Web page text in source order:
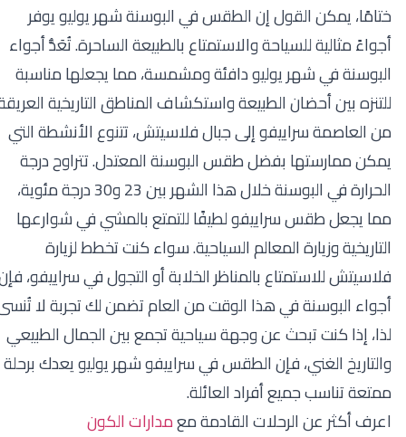
ختامًا، يمكن القول إن الطقس في البوسنة شهر يوليو يوفر
أجواءً مثالية للسياحة والاستمتاع بالطبيعة الساحرة. تُعَدُّ أجواء
البوسنة في شهر يوليو دافئة ومشمسة، مما يجعلها مناسبة
للتنزه بين أحضان الطبيعة واستكشاف المناطق التاريخية العريقة.
من العاصمة سراييفو إلى جبال فلاسيتش، تتنوع الأنشطة التي
يمكن ممارستها بفضل طقس البوسنة المعتدل. تتراوح درجة
الحرارة في البوسنة خلال هذا الشهر بين 23 و30 درجة مئوية،
مما يجعل طقس سراييفو لطيفًا للتمتع بالمشي في شوارعها
التاريخية وزيارة المعالم السياحية. سواء كنت تخطط لزيارة
فلاسيتش للاستمتاع بالمناظر الخلابة أو التجول في سراييفو، فإن
أجواء البوسنة في هذا الوقت من العام تضمن لك تجربة لا تُنسى.
لذا، إذا كنت تبحث عن وجهة سياحية تجمع بين الجمال الطبيعي
والتاريخ الغني، فإن الطقس في سراييفو شهر يوليو يعدك برحلة
ممتعة تناسب جميع أفراد العائلة.
اعرف أكثر عن الرحلات القادمة معمدارات الكون